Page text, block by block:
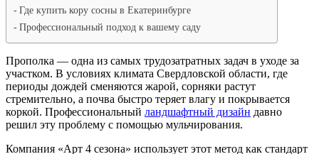
Где купить кору сосны в Екатеринбурге
Профессиональный подход к вашему саду
Прополка — одна из самых трудозатратных задач в уходе за
участком. В условиях климата Свердловской области, где
периоды дождей сменяются жарой, сорняки растут
стремительно, а почва быстро теряет влагу и покрывается
коркой. Профессиональный ландшафтный дизайн давно
решил эту проблему с помощью мульчирования.
Компания «Арт 4 сезона» использует этот метод как стандарт